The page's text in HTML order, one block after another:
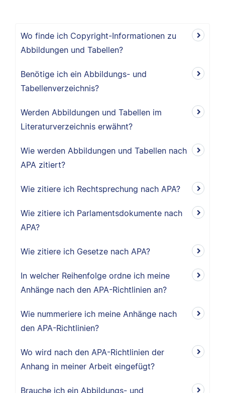
Wo finde ich Copyright-Informationen zu
Abbildungen und Tabellen?
Benötige ich ein Abbildungs- und
Tabellenverzeichnis?
Werden Abbildungen und Tabellen im
Literaturverzeichnis erwähnt?
Wie werden Abbildungen und Tabellen nach
APA zitiert?
Wie zitiere ich Rechtsprechung nach APA?
Wie zitiere ich Parlamentsdokumente nach
APA?
Wie zitiere ich Gesetze nach APA?
In welcher Reihenfolge ordne ich meine
Anhänge nach den APA-Richtlinien an?
Wie nummeriere ich meine Anhänge nach
den APA-Richtlinien?
Wo wird nach den APA-Richtlinien der
Anhang in meiner Arbeit eingefügt?
Brauche ich ein Abbildungs- und